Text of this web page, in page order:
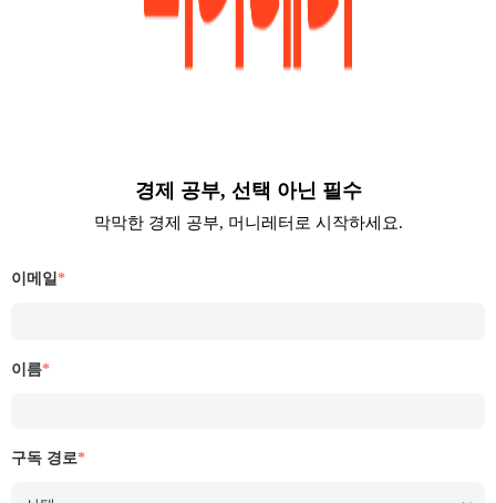
경제 공부, 선택 아닌 필수
막막한 경제 공부, 머니레터로 시작하세요.
이메일*
이름*
구독 경로*